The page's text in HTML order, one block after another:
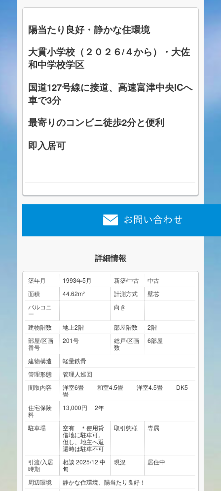
陽当たり良好・静かな住環境
大貫小学校（２０２６/４から）・大佐
和中学校学区
国道127号線に接道、高速富津中央ICへ
車で3分
最寄りのコンビニ徒歩2分と便利
即入居可
詳細情報
築年月 1993年5月 新築/中古
中古
面積
44.62m² 計測方式
壁芯
バルコニ
ー
向き
建物階数 地上2階 部屋階数
2階
部屋/区画
番号
201号
総戸/区画
数
6部屋
建物構造
軽量鉄骨
管理形態
管理人巡回
間取内容
洋室6畳 和室4.5畳 洋室4.5畳 DK5
畳
住宅保険
料
13,000円 2年
駐車場
空有 ＊使用貸
借地に駐車可。
但し、地主へ返
還時は駐車不可
取引態様 専属
引渡/入居
時期
相談 2025/12 中
旬
現況 居住中
周辺環境 静かな住環境、陽当たり良好！